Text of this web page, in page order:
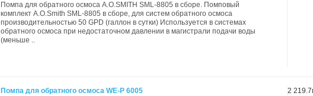
Помпа для обратного осмоса A.O.SMITH SML-8805 в сборе. Помповый
комплект A.O.Smith SML-8805 в сборе, для систем обратного осмоса
производительностью 50 GPD (галлон в сутки) Используется в системах
обратного осмоса при недостаточном давлении в магистрали подачи воды
(меньше ..
2
Помпа для обратного осмоса WE-P 6005